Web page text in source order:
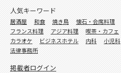
人気キーワード
居酒屋 和食 焼き鳥 懐石・会席料理
フランス料理
アジア料理 喫茶・カフェ
カラオケ
ビジネスホテル 内科 小児科
法律事務所
掲載者ログイン